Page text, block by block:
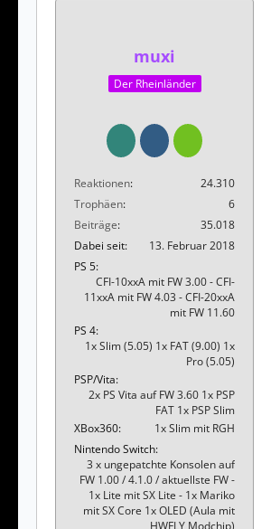
muxi
Der Rheinländer
Reaktionen
24.310
Trophäen
6
Beiträge
35.018
Dabei seit
13. Februar 2018
PS 5
CFI-10xxA mit FW 3.00 - CFI-
11xxA mit FW 4.03 - CFI-20xxA
mit FW 11.60
PS 4
1x Slim (5.05) 1x FAT (9.00) 1x
Pro (5.05)
PSP/Vita
2x PS Vita auf FW 3.60 1x PSP
FAT 1x PSP Slim
XBox360
1x Slim mit RGH
Nintendo Switch
3 x ungepatchte Konsolen auf
FW 1.00 / 4.1.0 / aktuellste FW -
1x Lite mit SX Lite - 1x Mariko
mit SX Core 1x OLED (Aula mit
HWFLY Modchip)